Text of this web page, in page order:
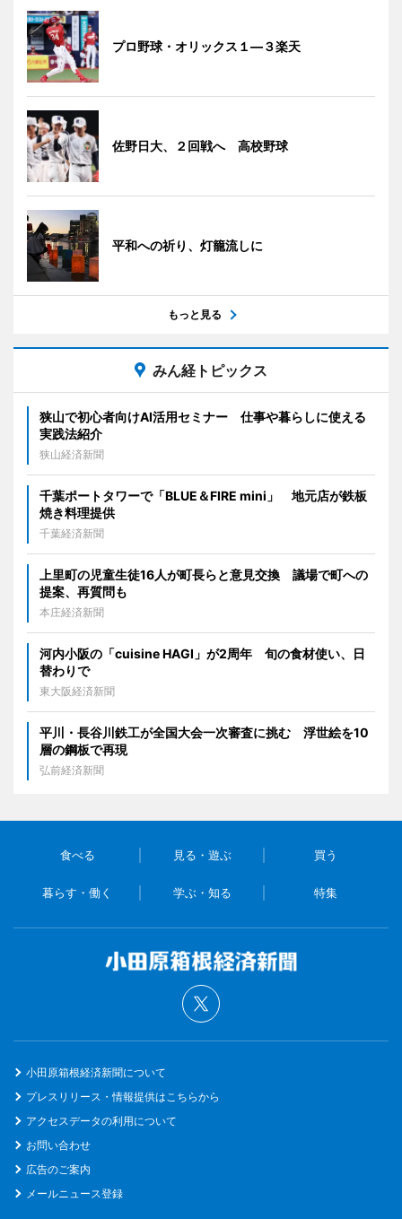
プロ野球・オリックス１―３楽天
佐野日大、２回戦へ 高校野球
平和への祈り、灯籠流しに
もっと見る
みん経トピックス
狭山で初心者向けAI活用セミナー 仕事や暮らしに使える
実践法紹介
狭山経済新聞
千葉ポートタワーで「BLUE＆FIRE mini」 地元店が鉄板
焼き料理提供
千葉経済新聞
上里町の児童生徒16人が町長らと意見交換 議場で町への
提案、再質問も
本庄経済新聞
河内小阪の「cuisine HAGI」が2周年 旬の食材使い、日
替わりで
東大阪経済新聞
平川・長谷川鉄工が全国大会一次審査に挑む 浮世絵を10
層の鋼板で再現
弘前経済新聞
食べる 見る・遊ぶ 買う
暮らす・働く 学ぶ・知る 特集
小田原箱根経済新聞について
プレスリリース・情報提供はこちらから
アクセスデータの利用について
お問い合わせ
広告のご案内
メールニュース登録